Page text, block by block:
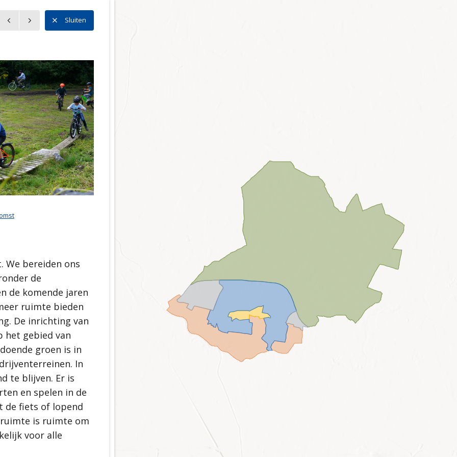
Noord
Zuid
Centrum
Bedrijventerreinen
en mobiliteit
toekomst
gemeente
en landschap
Sluiten
We bereiden ons
de
de komende jaren
ruimte bieden
De inrichting van
het gebied van
groen is in
In
te blijven. Er is
en spelen in de
de fiets of lopend
is ruimte om
voor alle